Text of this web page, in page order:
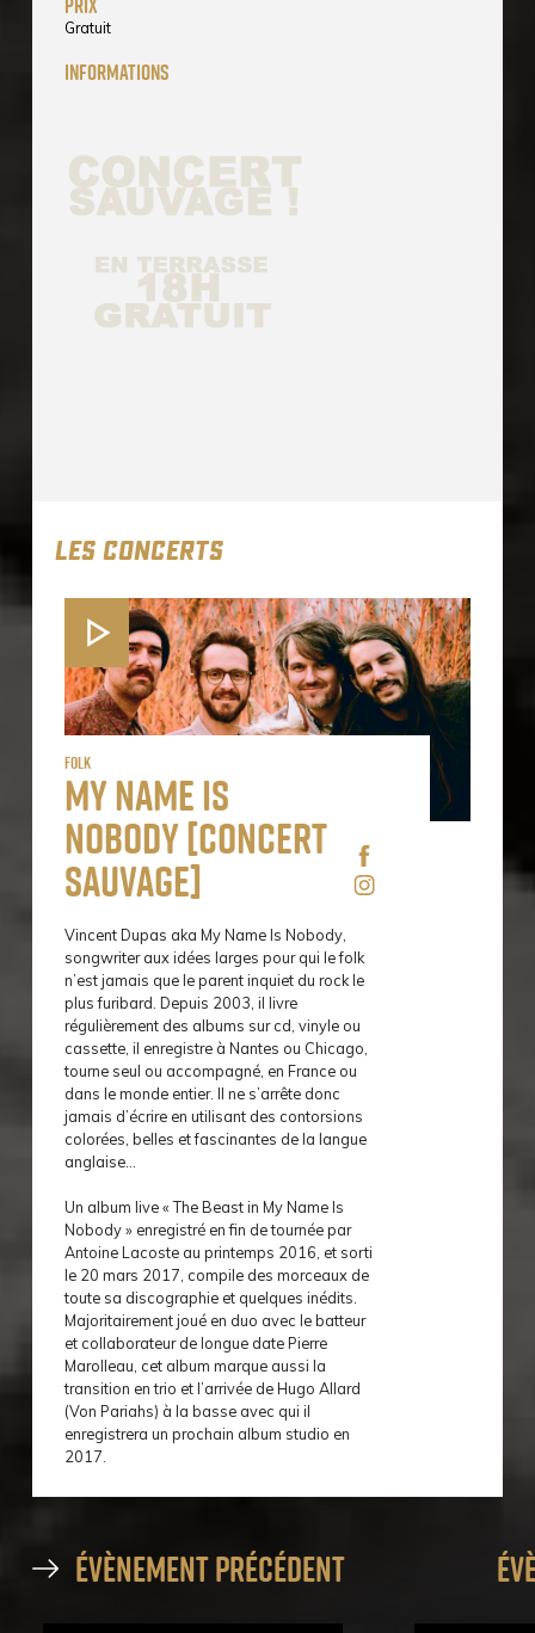
Gratuit
informations
LES CONCERTS
Folk
My Name is
Nobody [concert
sauvage]
Vincent Dupas aka My Name Is Nobody,
songwriter aux idées larges pour qui le folk
n’est jamais que le parent inquiet du rock le
plus furibard. Depuis 2003, il livre
régulièrement des albums sur cd, vinyle ou
cassette, il enregistre à Nantes ou Chicago,
tourne seul ou accompagné, en France ou
dans le monde entier. Il ne s’arrête donc
jamais d’écrire en utilisant des contorsions
colorées, belles et fascinantes de la langue
anglaise…
Un album live « The Beast in My Name Is
Nobody » enregistré en fin de tournée par
Antoine Lacoste au printemps 2016, et sorti
le 20 mars 2017, compile des morceaux de
toute sa discographie et quelques inédits.
Majoritairement joué en duo avec le batteur
et collaborateur de longue date Pierre
Marolleau, cet album marque aussi la
transition en trio et l’arrivée de Hugo Allard
(Von Pariahs) à la basse avec qui il
enregistrera un prochain album studio en
2017.
évènement précédent